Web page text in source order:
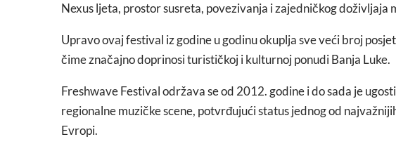
Nexus ljeta, prostor susreta, povezivanja i zajedničkog doživljaja
Upravo ovaj festival iz godine u godinu okuplja sve veći broj
čime značajno doprinosi turističkoj i kulturnoj ponudi Banja Luke.
Freshwave Festival održava se od 2012. godine i do sada je
regionalne muzičke scene, potvrđujući status jednog od
Evropi.